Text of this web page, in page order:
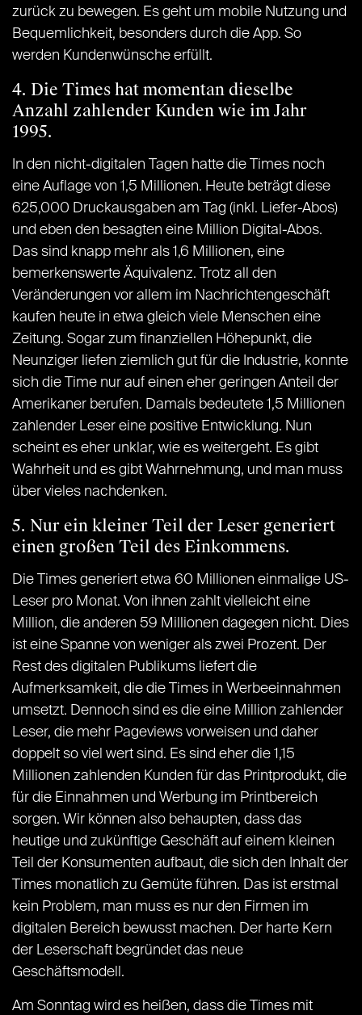
zurück zu bewegen. Es geht um mobile Nutzung und
Bequemlichkeit, besonders durch die App. So
werden Kundenwünsche erfüllt.
4. Die Times hat momentan dieselbe
Anzahl zahlender Kunden wie im Jahr
1995.
In den nicht-digitalen Tagen hatte die Times noch
eine Auflage von 1,5 Millionen. Heute beträgt diese
625,000 Druckausgaben am Tag (inkl. Liefer-Abos)
und eben den besagten eine Million Digital-Abos.
Das sind knapp mehr als 1,6 Millionen, eine
bemerkenswerte Äquivalenz. Trotz all den
Veränderungen vor allem im Nachrichtengeschäft
kaufen heute in etwa gleich viele Menschen eine
Zeitung. Sogar zum finanziellen Höhepunkt, die
Neunziger liefen ziemlich gut für die Industrie, konnte
sich die Time nur auf einen eher geringen Anteil der
Amerikaner berufen. Damals bedeutete 1,5 Millionen
zahlender Leser eine positive Entwicklung. Nun
scheint es eher unklar, wie es weitergeht. Es gibt
Wahrheit und es gibt Wahrnehmung, und man muss
über vieles nachdenken.
5. Nur ein kleiner Teil der Leser generiert
einen großen Teil des Einkommens.
Die Times generiert etwa 60 Millionen einmalige US-
Leser pro Monat. Von ihnen zahlt vielleicht eine
Million, die anderen 59 Millionen dagegen nicht. Dies
ist eine Spanne von weniger als zwei Prozent. Der
Rest des digitalen Publikums liefert die
Aufmerksamkeit, die die Times in Werbeeinnahmen
umsetzt. Dennoch sind es die eine Million zahlender
Leser, die mehr Pageviews vorweisen und daher
doppelt so viel wert sind. Es sind eher die 1,15
Millionen zahlenden Kunden für das Printprodukt, die
für die Einnahmen und Werbung im Printbereich
sorgen. Wir können also behaupten, dass das
heutige und zukünftige Geschäft auf einem kleinen
Teil der Konsumenten aufbaut, die sich den Inhalt der
Times monatlich zu Gemüte führen. Das ist erstmal
kein Problem, man muss es nur den Firmen im
digitalen Bereich bewusst machen. Der harte Kern
der Leserschaft begründet das neue
Geschäftsmodell.
Am Sonntag wird es heißen, dass die Times mit